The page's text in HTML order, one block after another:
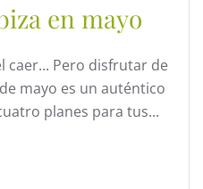
en mayo
caer... Pero disfrutar de
mayo es un auténtico
planes para tus...